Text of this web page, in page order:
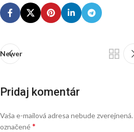
Newer
Pridaj komentár
Vaša e-mailová adresa nebude zverejnená.
označené*